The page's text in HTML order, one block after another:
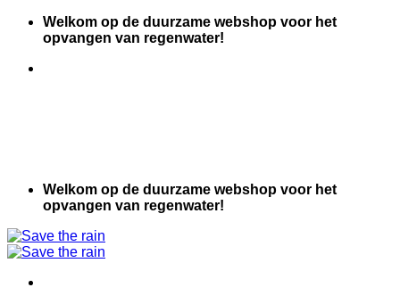
Welkom op de duurzame webshop voor het
opvangen van regenwater!
Welkom op de duurzame webshop voor het
opvangen van regenwater!